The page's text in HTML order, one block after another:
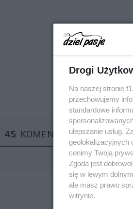
45 KOMENTARZY
Drogi
Na naszej stronie
przechowujemy
standardowe
ulepszanie usług.
geolokalizacyjnych
cenimy Twoją
Zgoda jest
się w lewym
ale masz prawo
witrynie.